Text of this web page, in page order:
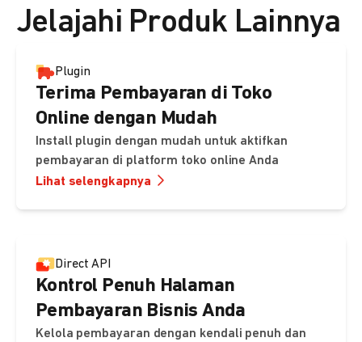
Jelajahi Produk Lainnya
Plugin
Terima Pembayaran di Toko
Online dengan Mudah
Install plugin dengan mudah untuk aktifkan
pembayaran di platform toko online Anda
Lihat selengkapnya
Direct API
Kontrol Penuh Halaman
Pembayaran Bisnis Anda
Kelola pembayaran dengan kendali penuh dan